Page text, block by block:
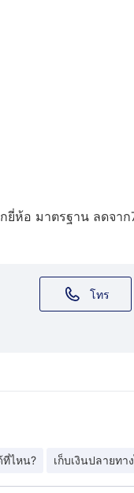
ยี่ห้อ มาตรฐาน ลดจาก
โทร
ไหน? เก็บเงินปลายทา